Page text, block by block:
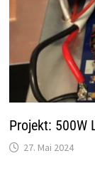
Projekt: 500W
27. Mai 2024